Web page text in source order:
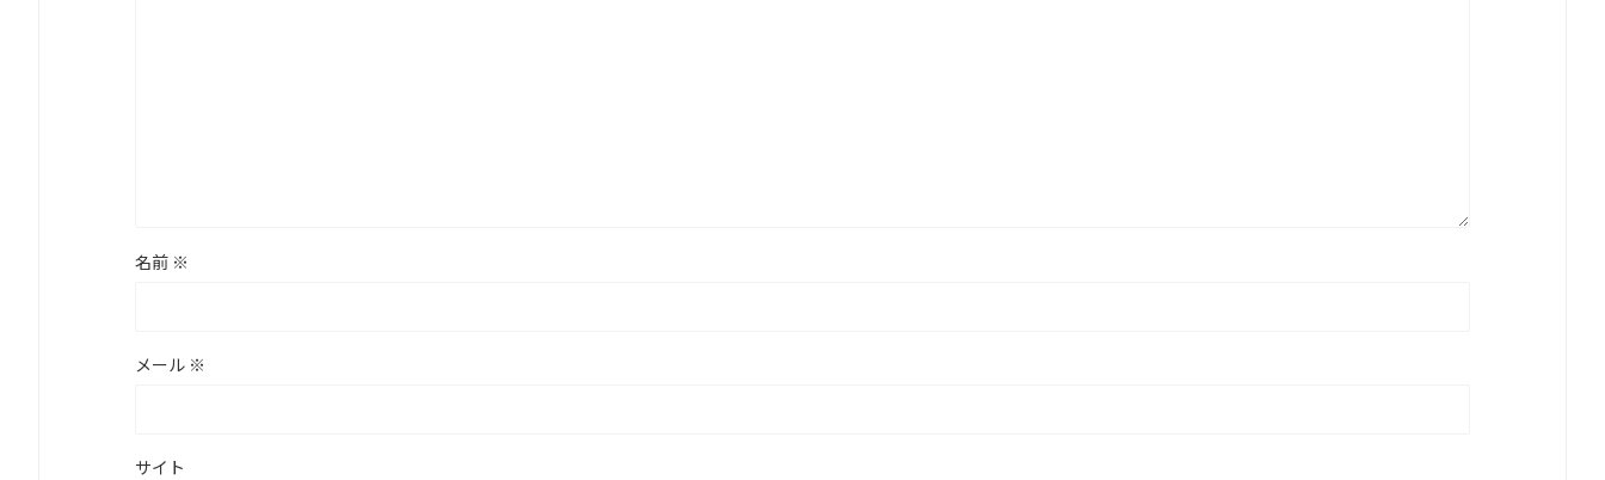
名前 ※
メール ※
サイト